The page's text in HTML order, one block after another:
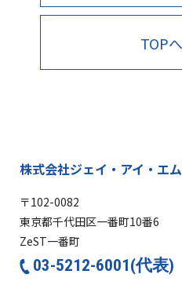
TOP
株式会社ジェイ・アイ・エム
〒102-0082
東京都千代田区一番町10番6
ZeST一番町
03-5212-6001(代表)